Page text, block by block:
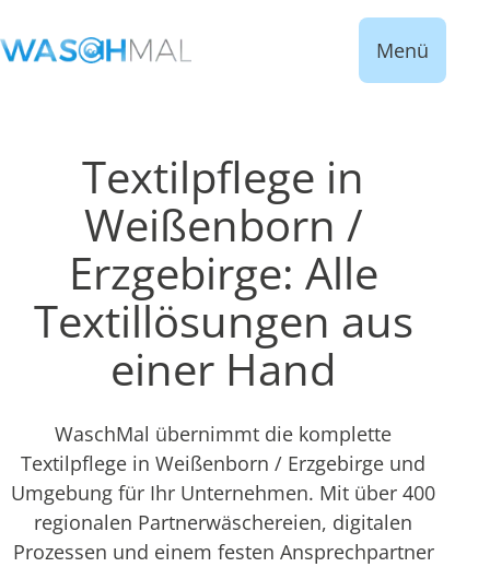
Menü
Textilpflege in
Weißenborn /
Erzgebirge: Alle
Textillösungen aus
einer Hand
WaschMal übernimmt die komplette
Textilpflege in Weißenborn / Erzgebirge und
Umgebung für Ihr Unternehmen. Mit über 400
regionalen Partnerwäschereien, digitalen
Prozessen und einem festen Ansprechpartner